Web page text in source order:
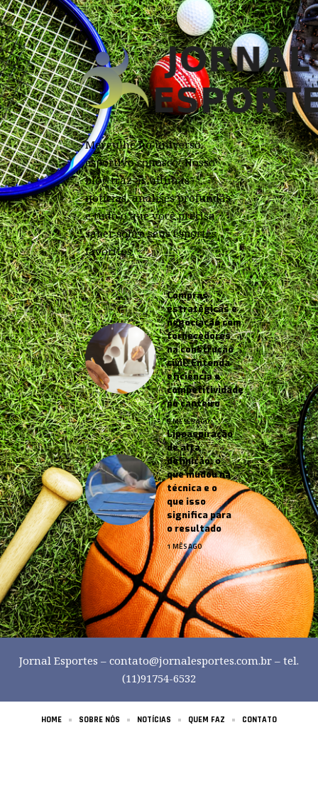
Mergulhe no universo
esportivo conosco! Nosso
blog traz as últimas
notícias, análises profundas
e tudo o que você precisa
saber sobre seus esportes
favoritos.
Compras
estratégicas e
negociação com
fornecedores
na construção
civil: Entenda
eficiência e
competitividade
no canteiro
5 MESES AGO
Lipoaspiração
de alta
definição: o
que mudou na
técnica e o
que isso
significa para
o resultado
1 MÊS AGO
Jornal Esportes – contato@jornalesportes.com.br – tel.
(11)91754-6532
HOME SOBRE NÓS NOTÍCIAS QUEM FAZ CONTATO